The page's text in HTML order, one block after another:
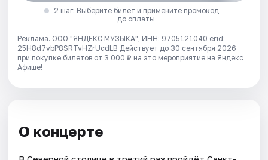
2 шаг. Выберите билет и примените промокод
до оплаты
Реклама. ООО "ЯНДЕКС МУЗЫКА", ИНН: 9705121040 erid:
25H8d7vbP8SRTvHZrUcdLB Действует до 30 сентября 2026
при покупке билетов от 3 000 ₽ на это мероприятие на Яндекс
Афише!
О концерте